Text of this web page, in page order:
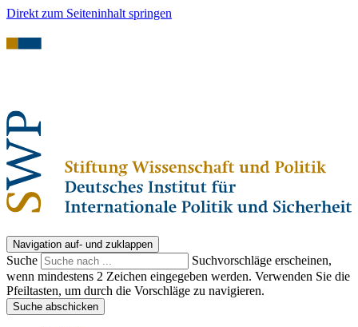
Direkt zum Seiteninhalt springen
Navigation auf- und zuklappen
Suche
Suchvorschläge erscheinen,
wenn mindestens 2 Zeichen eingegeben werden. Verwenden Sie die
Pfeiltasten, um durch die Vorschläge zu navigieren.
Suche abschicken